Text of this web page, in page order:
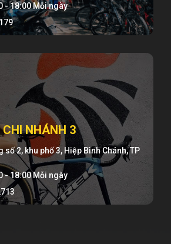
- 18:00 Mỗi ngày
CHI NHÁNH 3
2, khu phố 3, Hiệp Bình Chánh, TP
- 18:00 Mỗi ngày